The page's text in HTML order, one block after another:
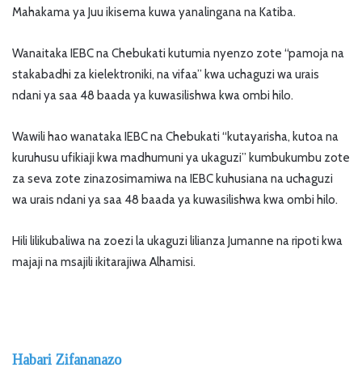
Mahakama ya Juu ikisema kuwa yanalingana na Katiba.
Wanaitaka IEBC na Chebukati kutumia nyenzo zote “pamoja na
stakabadhi za kielektroniki, na vifaa” kwa uchaguzi wa urais
ndani ya saa 48 baada ya kuwasilishwa kwa ombi hilo.
Wawili hao wanataka IEBC na Chebukati “kutayarisha, kutoa na
kuruhusu ufikiaji kwa madhumuni ya ukaguzi” kumbukumbu zote
za seva zote zinazosimamiwa na IEBC kuhusiana na uchaguzi
wa urais ndani ya saa 48 baada ya kuwasilishwa kwa ombi hilo.
Hili lilikubaliwa na zoezi la ukaguzi lilianza Jumanne na ripoti kwa
majaji na msajili ikitarajiwa Alhamisi.
Habari Zifananazo